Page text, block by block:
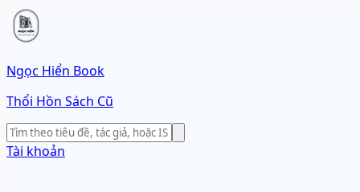
Ngọc Hiển Book
Thổi Hồn Sách Cũ
Tài khoản